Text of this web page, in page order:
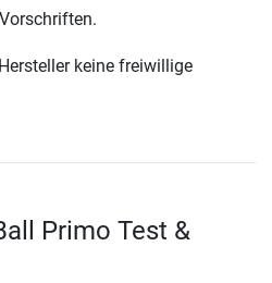
keine freiwillige
Primo Test &